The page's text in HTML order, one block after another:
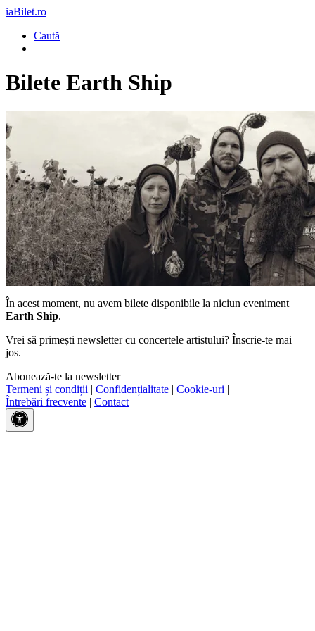
iaBilet.ro
Caută
Bilete Earth Ship
În acest moment, nu avem bilete disponibile la niciun eveniment
Earth Ship.
Vrei să primești newsletter cu concertele artistului? Înscrie-te mai
jos.
Abonează-te la newsletter
Termeni și condiții | Confidențialitate | Cookie-uri |
Întrebări frecvente | Contact